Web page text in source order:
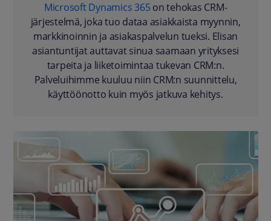
Microsoft Dynamics 365on tehokas CRM-
järjestelmä, joka tuo dataa asiakkaista myynnin,
markkinoinnin ja asiakaspalvelun tueksi. Elisan
asiantuntijat auttavat sinua saamaan yrityksesi
tarpeita ja liiketoimintaa tukevan CRM:n.
Palveluihimme kuuluu niin CRM:n suunnittelu,
käyttöönotto kuin myös jatkuva kehitys.